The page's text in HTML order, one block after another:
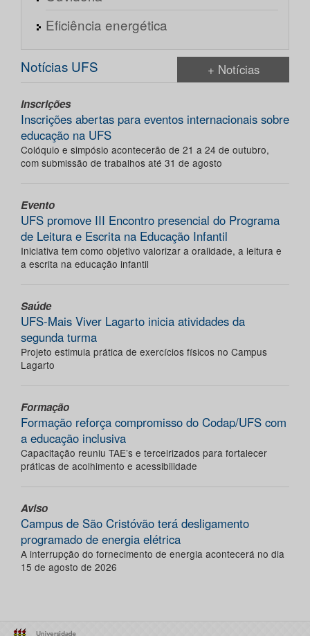
Eficiência energética
Notícias UFS + Notícias
Inscrições
Inscrições abertas para eventos internacionais sobre
educação na UFS
Colóquio e simpósio acontecerão de 21 a 24 de outubro,
com submissão de trabalhos até 31 de agosto
Evento
UFS promove III Encontro presencial do Programa
de Leitura e Escrita na Educação Infantil
Iniciativa tem como objetivo valorizar a oralidade, a leitura e
a escrita na educação infantil
Saúde
UFS-Mais Viver Lagarto inicia atividades da
segunda turma
Projeto estimula prática de exercícios físicos no Campus
Lagarto
Formação
Formação reforça compromisso do Codap/UFS com
a educação inclusiva
Capacitação reuniu TAE’s e terceirizados para fortalecer
práticas de acolhimento e acessibilidade
Aviso
Campus de São Cristóvão terá desligamento
programado de energia elétrica
A interrupção do fornecimento de energia acontecerá no dia
15 de agosto de 2026